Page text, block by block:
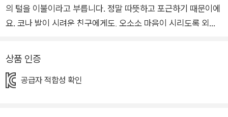
의 털을 이불이라고 부릅니다. 정말 따뜻하고 포근하기 때문이에
요. 코나 발이 시려운 친구에게도, 오소소 마음이 시리도록 외로
마든지 빌려준다고 말하는 다정한 작은 친구입니다. 그런 이불개
깎았어요. 추워서 덜덜 떨고 있는 이불개에게 친구들이 한 걸음,
상품 인증
공급자 적합성 확인